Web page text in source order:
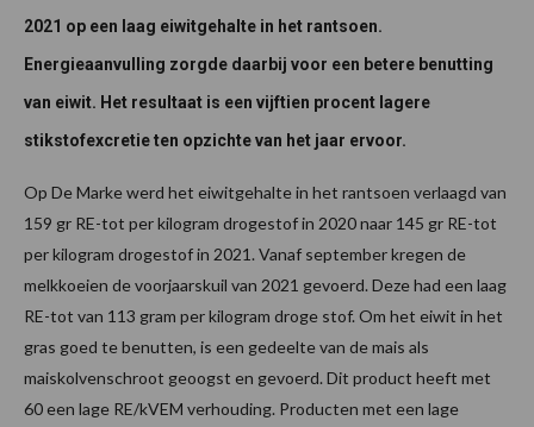
2021 op een laag eiwitgehalte in het rantsoen.
Energieaanvulling zorgde daarbij voor een betere benutting
van eiwit. Het resultaat is een vijftien procent lagere
stikstofexcretie ten opzichte van het jaar ervoor.
Op De Marke werd het eiwitgehalte in het rantsoen verlaagd van
159 gr RE-tot per kilogram drogestof in 2020 naar 145 gr RE-tot
per kilogram drogestof in 2021. Vanaf september kregen de
melkkoeien de voorjaarskuil van 2021 gevoerd. Deze had een laag
RE-tot van 113 gram per kilogram droge stof. Om het eiwit in het
gras goed te benutten, is een gedeelte van de mais als
maiskolvenschroot geoogst en gevoerd. Dit product heeft met
60 een lage RE/kVEM verhouding. Producten met een lage